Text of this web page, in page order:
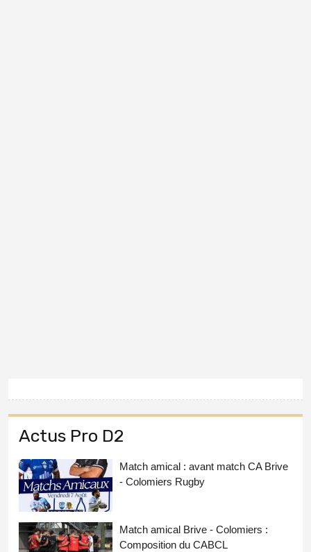
Actus Pro D2
Match amical : avant match CA Brive
- Colomiers Rugby
Match amical Brive - Colomiers :
Composition du CABCL